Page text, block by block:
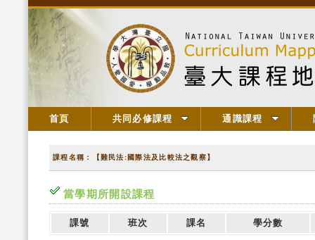
首頁 共同必修課程 通識課程
課程名稱：【難民法:國際法及比較法之觀察】
當學期所開設課程
課號 班次 課名 學分數